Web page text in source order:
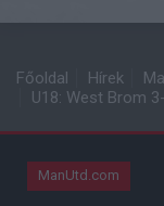
Főoldal Hírek
U18: West Brom
ManUtd.com